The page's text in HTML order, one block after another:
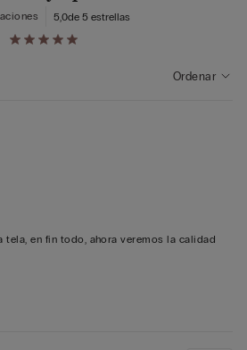
5,0de 5 estrellas
Ordenar
tela, en fin todo, ahora veremos la calidad